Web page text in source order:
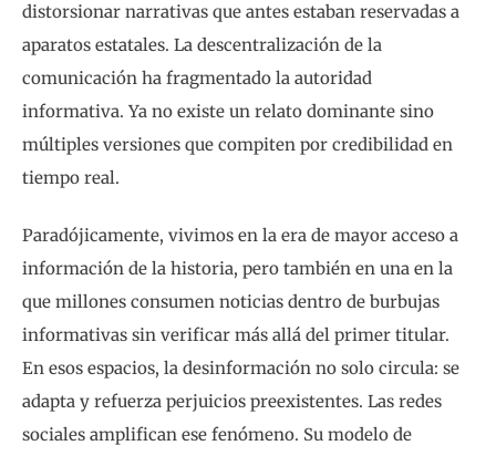
distorsionar narrativas que antes estaban reservadas a
aparatos estatales. La descentralización de la
comunicación ha fragmentado la autoridad
informativa. Ya no existe un relato dominante sino
múltiples versiones que compiten por credibilidad en
tiempo real.
Paradójicamente, vivimos en la era de mayor acceso a
información de la historia, pero también en una en la
que millones consumen noticias dentro de burbujas
informativas sin verificar más allá del primer titular.
En esos espacios, la desinformación no solo circula: se
adapta y refuerza perjuicios preexistentes. Las redes
sociales amplifican ese fenómeno. Su modelo de